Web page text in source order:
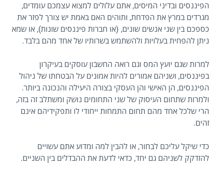
הפיננסים ובדיני המיסים, אתם עלולים למצוא עצמכם עומדים,
מגרדים במרץ את הפדחת, ותוהים האם באמת יש צורך לפזר את
כספכם בין שני אנשים שונים, (או חברות פיננסים שונות), או שמא
ניתן להפחית בעלויות ולהשתמש בשרותיו של אחד מהם בלבד.
למרות שגם יועץ המס וגם רואה החשבון עוסקים בעיקרון
בפיננסים, ושניהם אמורים להיות אמונים על הבטחתו של ניהול
הפיננסים, הן האישי והן העסקי בצורה היעילה והנכונה ביותר.
ולמרות שתחום העיסוק של שני התחומים נושק ומשתלב זה בזה,
הרי שלכל אחד מהם תחום התמחות ייחודי לו ותפקידיהם אינם
זהים.
כדי שיקל עליכם לבחור, או להבין למה ומדוע אתם עשויים
להזדקק לשניהם גם יחד, כדאי לדעת את ההבדלים בין השניים.